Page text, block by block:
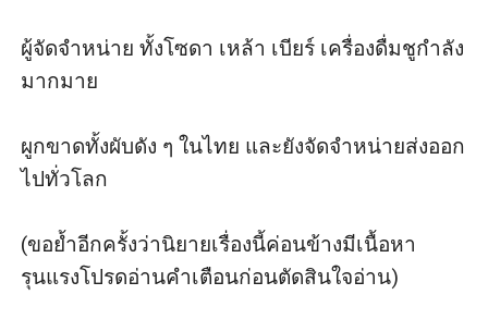
ผู้จัดจำหน่าย ทั้งโซดา เหล้า เบียร์ เครื่องดื่มชูกำลัง
มากมาย
ผูกขาดทั้งผับดัง ๆ ในไทย และยังจัดจำหน่ายส่งออก
ไปทั่วโลก
(ขอย้ำอีกครั้งว่านิยายเรื่องนี้ค่อนข้างมีเนื้อหา
รุนแรงโปรดอ่านคำเตือนก่อนตัดสินใจอ่าน)